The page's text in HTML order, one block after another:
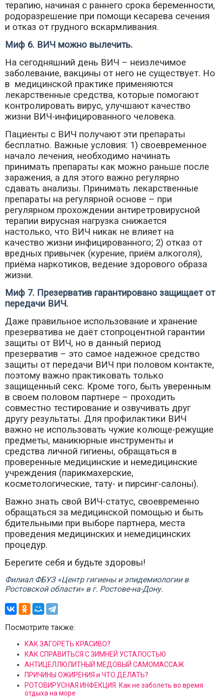
терапию, начиная с раннего срока беременности,
родоразрешение при помощи кесарева сечения
и отказ от грудного вскармливания.
Миф 6. ВИЧ можно вылечить.
На сегодняшний день ВИЧ – неизлечимое
заболевание, вакцины от него не существует. Но
в медицинской практике применяются
лекарственные средства, которые помогают
контролировать вирус, улучшают качество
жизни ВИЧ-инфицированного человека.
Пациенты с ВИЧ получают эти препараты
бесплатно. Важные условия: 1) своевременное
начало лечения, необходимо начинать
принимать препараты как можно раньше после
заражения, а для этого важно регулярно
сдавать анализы. Принимать лекарственные
препараты на регулярной основе – при
регулярном прохождении антиретровирусной
терапии вирусная нагрузка снижается
настолько, что ВИЧ никак не влияет на
качество жизни инфицированного; 2) отказ от
вредных привычек (курение, приём алкоголя),
приёма наркотиков, ведение здорового образа
жизни.
Миф 7. Презерватив гарантировано защищает от
передачи ВИЧ.
Даже правильное использование и хранение
презерватива не даёт стопроцентной гарантии
защиты от ВИЧ, но в данный период
презерватив – это самое надежное средство
защиты от передачи ВИЧ при половом контакте,
поэтому важно практиковать только
защищенный секс. Кроме того, быть уверенным
в своем половом партнере – проходить
совместно тестирование и озвучивать друг
другу результаты. Для профилактики ВИЧ
важно не использовать чужие колюще-режущие
предметы, маникюрные инструменты и
средства личной гигиены, обращаться в
проверенные медицинские и немедицинские
учреждения (парикмахерские,
косметологические, тату- и пирсинг-салоны).
Важно знать свой ВИЧ-статус, своевременно
обращаться за медицинской помощью и быть
бдительными при выборе партнера, места
проведения медицинских и немедицинских
процедур.
Берегите себя и будьте здоровы!
Филиал ФБУЗ «Центр гигиены и эпидемиологии в
Ростовской области» в г. Ростове-на-Дону.
Посмотрите также:
КАК ЗАГОРЕТЬ КРАСИВО?
КАК СПРАВИТЬСЯ С ЗИМНЕЙ УСТАЛОСТЬЮ
АНТИЦЕЛЛЮЛИТНЫЙ МЕДОВЫЙ САМОМАССАЖ
ПРИЧИНЫ ОЖИРЕНИЯ и ЧТО ДЕЛАТЬ?
РОТОВИРУСНАЯ ИНФЕКЦИЯ. Как не заболеть во время
отдыха на море